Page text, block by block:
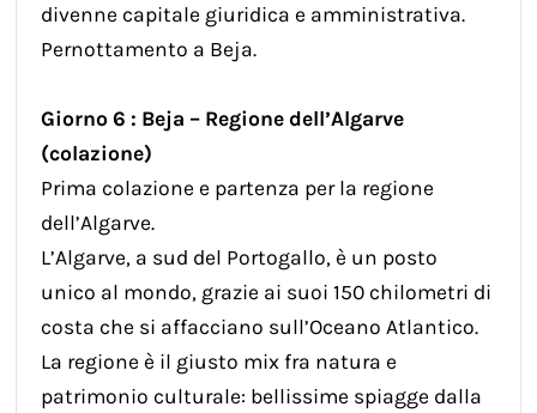
divenne capitale giuridica e amministrativa.
Pernottamento a Beja.
Giorno 6 : Beja – Regione dell’Algarve
(colazione)
Prima colazione e partenza per la regione
dell’Algarve.
L’Algarve, a sud del Portogallo, è un posto
unico al mondo, grazie ai suoi 150 chilometri di
costa che si affacciano sull’Oceano Atlantico.
La regione è il giusto mix fra natura e
patrimonio culturale: bellissime spiagge dalla